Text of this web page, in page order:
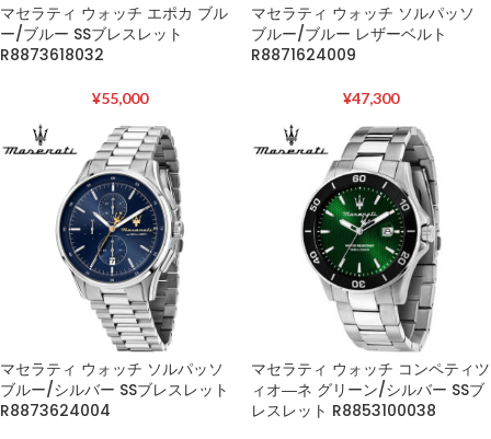
マセラティ ウォッチ エポカ ブル
ー/ブルー SSブレスレット
R8873618032
¥55,000
マセラティ ウォッチ ソルパッソ
ブルー/ブルー レザーベルト
R8871624009
¥47,300
マセラティ ウォッチ ソルパッソ
ブルー/シルバー SSブレスレット
R8873624004
マセラティ ウォッチ コンペティツ
ィオ―ネ グリーン/シルバー SSブ
レスレット R8853100038